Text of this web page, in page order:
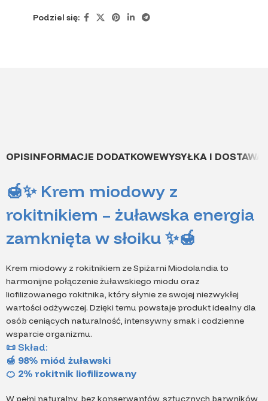
Podziel się:
OPISINFORMACJE DODATKOWEWYSYŁKA I DOSTAWA
🍯✨ Krem miodowy z
rokitnikiem – żuławska energia
zamknięta w słoiku ✨🍯
Krem miodowy z rokitnikiem ze Spiżarni Miodolandia to
harmonijne połączenie żuławskiego miodu oraz
liofilizowanego rokitnika, który słynie ze swojej niezwykłej
wartości odżywczej. Dzięki temu powstaje produkt idealny dla
osób ceniących naturalność, intensywny smak i codzienne
wsparcie organizmu.
📜 Skład:
🍯 98% miód żuławski
🍊 2% rokitnik liofilizowany
W pełni naturalny, bez konserwantów, sztucznych barwników